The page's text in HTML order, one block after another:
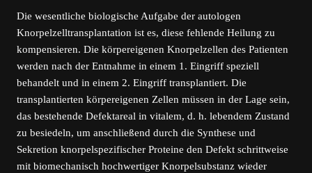
Die wesentliche biologische Aufgabe der autologen
Knorpelzelltransplantation ist es, diese fehlende Heilung zu
kompensieren. Die körpereigenen Knorpelzellen des Patienten
werden nach der Entnahme in einem 1. Eingriff speziell
behandelt und in einem 2. Eingriff transplantiert. Die
transplantierten körpereigenen Zellen müssen in der Lage sein,
das bestehende Defektareal in vitalem, d. h. lebendem Zustand
zu besiedeln, um anschließend durch die Synthese und
Sekretion knorpelspezifischer Proteine den Defekt schrittweise
mit biomechanisch hochwertiger Knorpelsubstanz wieder